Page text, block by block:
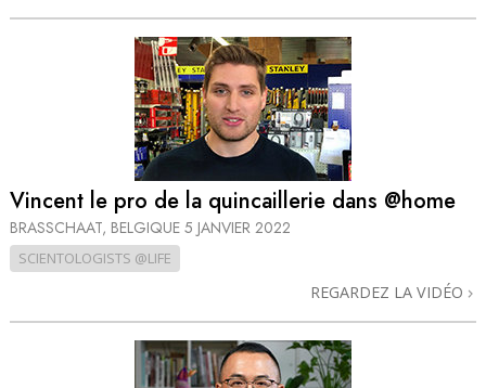
Vincent le pro de la quincaillerie dans @home
BRASSCHAAT, BELGIQUE 5 JANVIER 2022
SCIENTOLOGISTS @LIFE
REGARDEZ LA VIDÉO